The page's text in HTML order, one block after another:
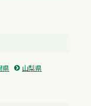
県
山梨県